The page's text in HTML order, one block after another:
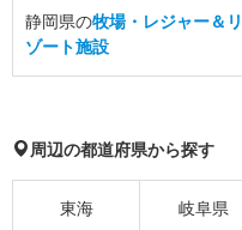
静岡県の牧場・レジャー＆リ
ゾート施設
周辺の都道府県から探す
東海 岐阜県